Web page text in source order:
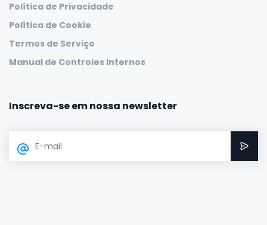
Política de Privacidade
Política de Cookie
Termos de Serviço
Manual de Controles Internos
Inscreva-se em nossa newsletter